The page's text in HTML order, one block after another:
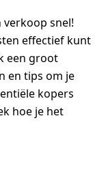
snel!
effectief kunt
een groot
en tips om je
kopers
hoe je het